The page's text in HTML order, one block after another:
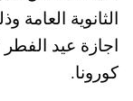
الثانوية
اجازة عيد
كورونا.